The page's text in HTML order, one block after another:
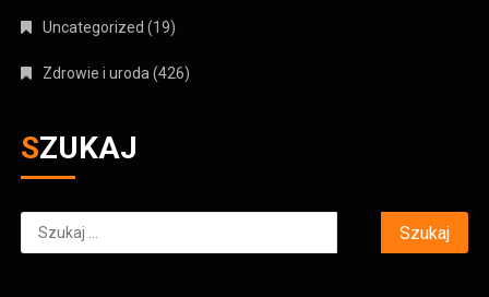
Uncategorized (19)
Zdrowie i uroda (426)
SZUKAJ
Szukaj: